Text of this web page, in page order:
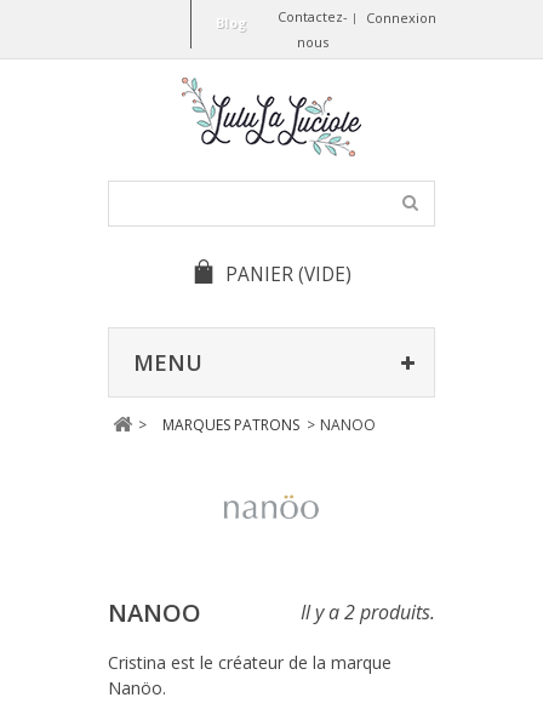
Connexion
Contactez-
nous
Blog
PANIER(VIDE)
MENU
> MARQUES PATRONS > NANOO
NANOO Il y a 2 produits.
Cristina est le créateur de la marque
Nanöo.